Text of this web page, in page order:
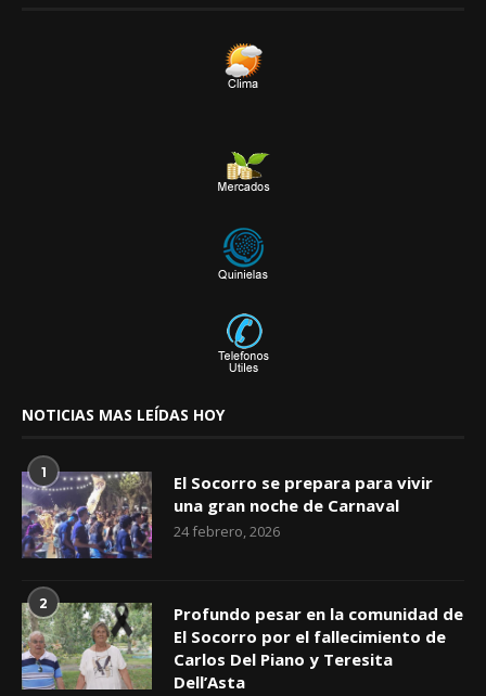
NOTICIAS MAS LEÍDAS HOY
1
El Socorro se prepara para vivir
una gran noche de Carnaval
24 febrero, 2026
2
Profundo pesar en la comunidad de
El Socorro por el fallecimiento de
Carlos Del Piano y Teresita
Dell’Asta